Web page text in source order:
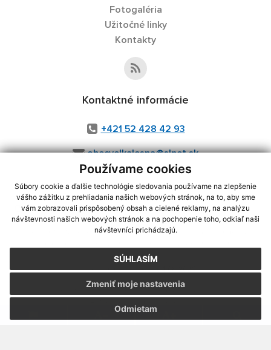
Používame cookies
Súbory cookie a ďalšie technológie sledovania používame na zlepšenie
vášho zážitku z prehliadania našich webových stránok, na to, aby sme
vám zobrazovali prispôsobený obsah a cielené reklamy, na analýzu
návštevnosti našich webových stránok a na pochopenie toho, odkiaľ naši
návštevníci prichádzajú.
SÚHLASÍM
Odmietam
Zmeniť moje nastavenia
Fotogaléria
Užitočné linky
Kontakty
Kontaktné informácie
+421 52 428 42 93
obecvelkalesna@slnet.sk
využite možnosť získavania aktuálnych informácií s využitím RSS
CMS systém (redakčný) systém ECHELON 2,Mapa stránok,web portál
webex.digital, s.r.o.,domény,registrácia domény
Posledná aktualizácia:04.08.2026
Vytlačiť stránku|Vyhlásenie o prístupnosti